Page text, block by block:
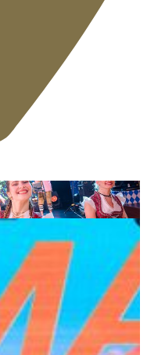
門乾杯！
空添上一抹琥珀金色泡
酒節」依然在歡笑與泡沫
、金琥珀的啤酒沿杯緣傾